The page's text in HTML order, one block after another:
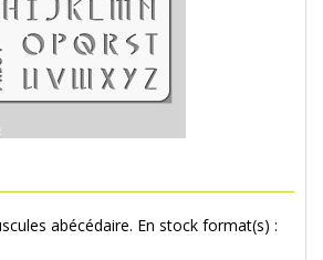
abécédaire. En stock format(s) :